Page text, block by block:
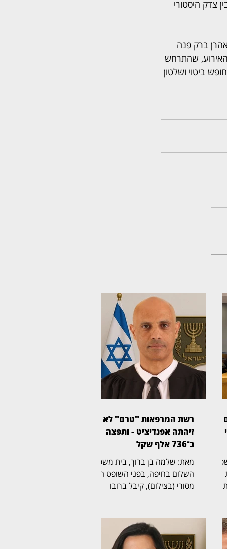
צדק היסטורי
ברק פנה
שהתרחש
ביטוי ושלטון
משפט
שקל,
רשת המרפאות "טרם" לא
זיהתה אפנדיציט - ותפצה
ב־736 אלף שקל
מאת: שלמה בן ברוך, בית משפט
השלום בחיפה, בפני השופט הדר
מסורי (בצילום), קיבל ברובו
הרפואה הדחופה "טרם". בפסק
דין מנומק קבע השופט כי
המרפאה התרשלה באבחון דלקת